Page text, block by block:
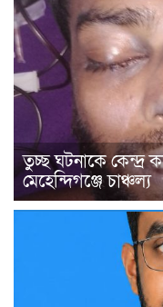
তুচ্ছ ঘটনাকে কেন্দ্র
মেহেন্দিগঞ্জে চাঞ্চল্য